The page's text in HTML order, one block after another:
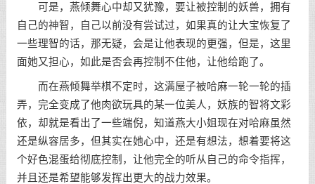
可是，燕倾舞心中却又犹豫，要让被控制的妖兽，拥有
自己的神智，自己以前没有尝试过，如果真的让大宝恢复了
一些理智的话，那无疑，会是让他表现的更强，但是，这里
面她又担心，如此是否会再控制不住他，让他给跑了。
而在燕倾舞举棋不定时，这满屋子被哈麻一轮一轮的插
弄，完全变成了他肉欲玩具的某一位美人，妖族的智将文彩
依，却就是看出了一些端倪，知道燕大小姐现在对哈麻虽然
还是纵容居多，但其实在她心中，还是有想法，想着要将这
个好色混蛋给彻底控制，让他完全的听从自己的命令指挥，
并且还是希望能够发挥出更大的战力效果。